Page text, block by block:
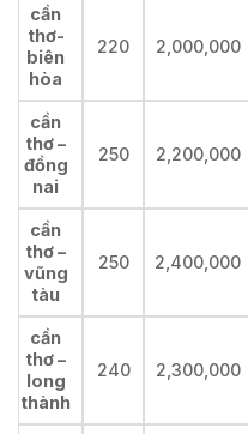
cần
thơ-
biên
hòa
220 2,000,000
cần
thơ –
đồng
nai
250 2,200,000
cần
thơ –
vũng
tàu
250 2,400,000
cần
thơ –
long
thành
240 2,300,000